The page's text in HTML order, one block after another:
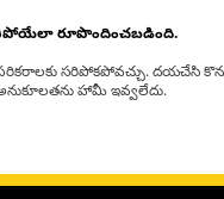
రూపొందించబడింది.
సరిపోకపోవచ్చు. దయచేసి
హామీ ఇవ్వలేదు.